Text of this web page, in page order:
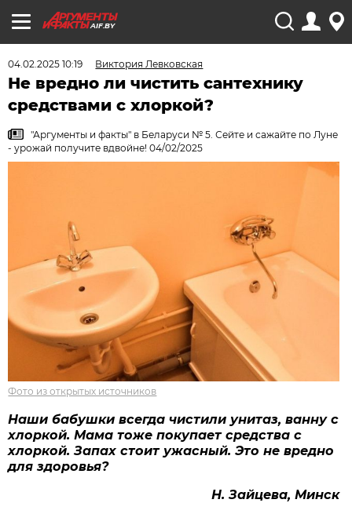
AIF.BY
04.02.2025 10:19 Виктория Левковская
Не вредно ли чистить сантехнику
средствами с хлоркой?
"Аргументы и факты" в Беларуси № 5. Сейте и сажайте по Луне
- урожай получите вдвойне! 04/02/2025
Фото из открытых источников
Наши бабушки всегда чистили унитаз, ванну с
хлоркой. Мама тоже покупает средства с
хлоркой. Запах стоит ужасный. Это не вредно
для здоровья?
Н. Зайцева, Минск